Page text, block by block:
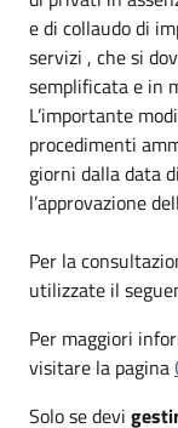
e di collaudo di
servizi , che si
semplificata e in
L’importante
procedimenti
giorni dalla data
l’approvazione
Per la
utilizzate il
Per maggiori
visitare la pagina
Solo se devi